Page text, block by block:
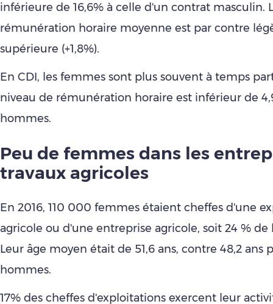
inférieure de 16,6% à celle d'un contrat masculin.
rémunération horaire moyenne est par contre
supérieure (+1,8%).
En CDI, les femmes sont plus souvent à temps
niveau de rémunération horaire est inférieur de
hommes.
Peu de femmes dans les
travaux agricoles
En 2016, 110 000 femmes étaient cheffes d'une
agricole ou d'une entreprise agricole, soit 24 % de
Leur âge moyen était de 51,6 ans, contre 48,2 ans
hommes.
17% des cheffes d'exploitations exercent leur